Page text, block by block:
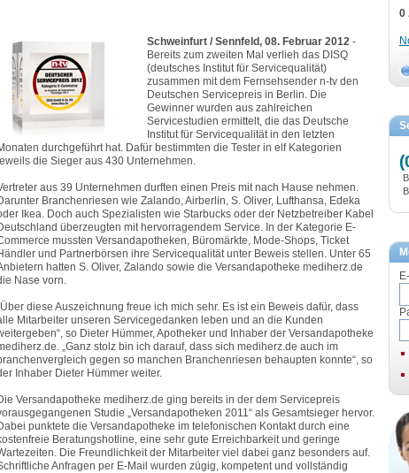
Schweinfurt / Sennfeld, 08. Februar 2012-
Bereits zum zweiten Mal verlieh das DISQ
(deutsches Institut für Servicequalität)
zusammen mit dem Fernsehsender n-tv den
Deutschen Servicepreis in Berlin. Die
Gewinner wurden aus zahlreichen
Servicestudien ermittelt, die das Deutsche
Institut für Servicequalität in den letzten
durchgeführt hat. Dafür bestimmten die Tester in elf Kategorien
die Sieger aus 430 Unternehmen.
aus 39 Unternehmen durften einen Preis mit nach Hause nehmen.
Branchenriesen wie Zalando, Airberlin, S. Oliver, Lufthansa, Edeka
Ikea. Doch auch Spezialisten wie Starbucks oder der Netzbetreiber Kabel
überzeugten mit hervorragendem Service. In der Kategorie E-
mussten Versandapotheken, Büromärkte, Mode-Shops, Ticket
und Partnerbörsen ihre Servicequalität unter Beweis stellen. Unter 65
hatten S. Oliver, Zalando sowie die Versandapotheke mediherz.de
Nase vorn.
diese Auszeichnung freue ich mich sehr. Es ist ein Beweis dafür, dass
Mitarbeiter unseren Servicegedanken leben und an die Kunden
so Dieter Hümmer, Apotheker und Inhaber der Versandapotheke
„Ganz stolz bin ich darauf, dass sich mediherz.de auch im
gegen so manchen Branchenriesen behaupten konnte“, so
Inhaber Dieter Hümmer weiter.
Versandapotheke mediherz.de ging bereits in der dem Servicepreis
Studie „Versandapotheken 2011“ als Gesamtsieger hervor.
punktete die Versandapotheke im telefonischen Kontakt durch eine
Beratungshotline, eine sehr gute Erreichbarkeit und geringe
Die Freundlichkeit der Mitarbeiter viel dabei ganz besonders auf.
Anfragen per E-Mail wurden zügig, kompetent und vollständig
0